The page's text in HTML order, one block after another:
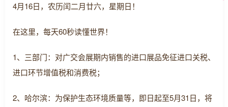
4月16日，农历闰二月廿六，星期日！
在这里，每天60秒读懂世界！
1、三部门：对广交会展期内销售的进口展品免征进口关税、
进口环节增值税和消费税；
2、哈尔滨：为保护生态环境质量等，即日起至5月31日，将